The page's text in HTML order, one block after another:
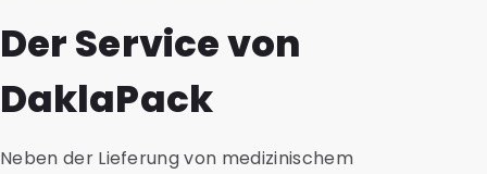
Der Service von
DaklaPack
Neben der Lieferung von medizinischem